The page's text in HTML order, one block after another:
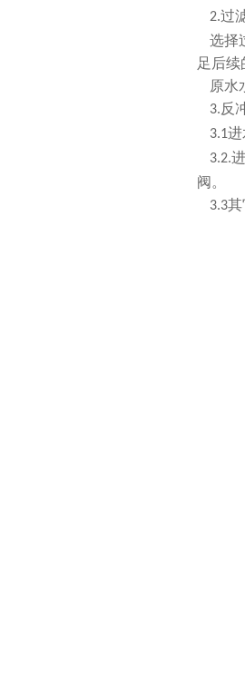
2.过
选择
足后
原水
3.反
3.1进
3.2.
阀。
3.3其